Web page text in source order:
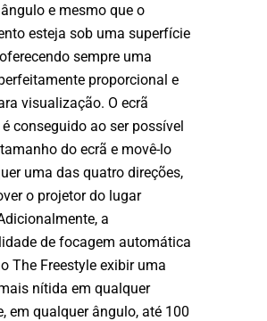
e mesmo que o
esteja sob uma superfície
sempre uma
proporcional e
visualização. O ecrã
conseguido ao ser possível
do ecrã e movê-lo
uma das quatro direções,
o projetor do lugar
a
de focagem automática
The Freestyle exibir uma
nítida em qualquer
em qualquer ângulo, até 100